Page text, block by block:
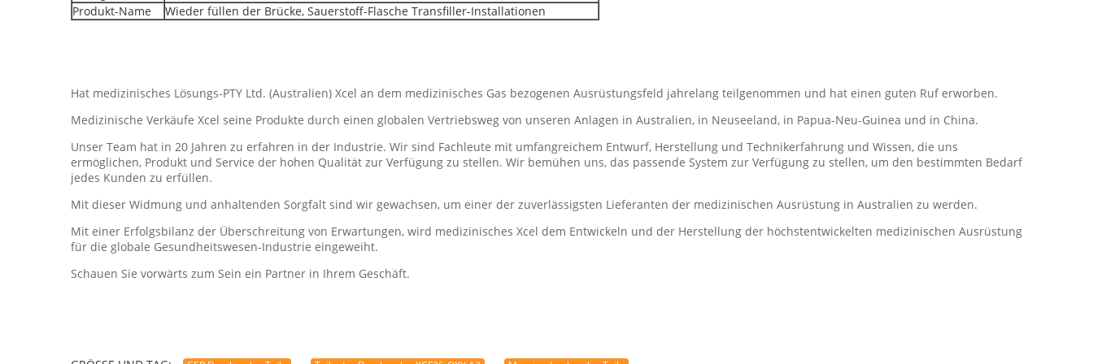
Produkt-Name
Wieder füllen der Brücke, Sauerstoff-Flasche Transfiller-Installationen
Hat medizinisches Lösungs-PTY Ltd. (Australien) Xcel an dem medizinisches Gas bezogenen Ausrüstungsfeld jahrelang teilgenommen und hat einen guten Ruf erworben.
Medizinische Verkäufe Xcel seine Produkte durch einen globalen Vertriebsweg von unseren Anlagen in Australien, in Neuseeland, in Papua-Neu-Guinea und in China.
Unser Team hat in 20 Jahren zu erfahren in der Industrie. Wir sind Fachleute mit umfangreichem Entwurf, Herstellung und Technikerfahrung und Wissen, die uns
ermöglichen, Produkt und Service der hohen Qualität zur Verfügung zu stellen. Wir bemühen uns, das passende System zur Verfügung zu stellen, um den bestimmten Bedarf
jedes Kunden zu erfüllen.
Mit dieser Widmung und anhaltenden Sorgfalt sind wir gewachsen, um einer der zuverlässigsten Lieferanten der medizinischen Ausrüstung in Australien zu werden.
Mit einer Erfolgsbilanz der Überschreitung von Erwartungen, wird medizinisches Xcel dem Entwickeln und der Herstellung der höchstentwickelten medizinischen Ausrüstung
für die globale Gesundheitswesen-Industrie eingeweiht.
Schauen Sie vorwärts zum Sein ein Partner in Ihrem Geschäft.